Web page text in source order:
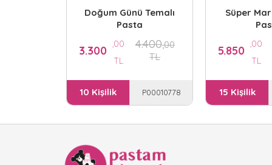
Doğum Günü Temalı
Pasta
3.300 ,00
TL
4.400,00
TL
10 Kişilik P00010778
Süper
5.850 ,00
TL
15 Kişilik